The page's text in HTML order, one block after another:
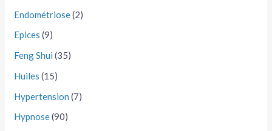
Endométriose(2)
Epices (9)
Feng Shui (35)
Huiles (15)
Hypertension (7)
Hypnose(90)